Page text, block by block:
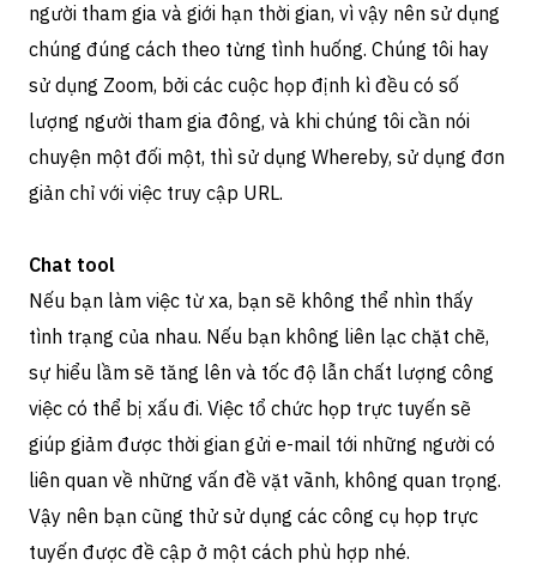
người tham gia và giới hạn thời gian, vì vậy nên sử dụng
chúng đúng cách theo từng tình huống. Chúng tôi hay
sử dụng Zoom, bởi các cuộc họp định kì đều có số
lượng người tham gia đông, và khi chúng tôi cần nói
chuyện một đối một, thì sử dụng Whereby, sử dụng đơn
giản chỉ với việc truy cập URL.
Chat tool
Nếu bạn làm việc từ xa, bạn sẽ không thể nhìn thấy
tình trạng của nhau. Nếu bạn không liên lạc chặt chẽ,
sự hiểu lầm sẽ tăng lên và tốc độ lẫn chất lượng công
việc có thể bị xấu đi. Việc tổ chức họp trực tuyến sẽ
giúp giảm được thời gian gửi e-mail tới những người có
liên quan về những vấn đề vặt vãnh, không quan trọng.
Vậy nên bạn cũng thử sử dụng các công cụ họp trực
tuyến được đề cập ở một cách phù hợp nhé.